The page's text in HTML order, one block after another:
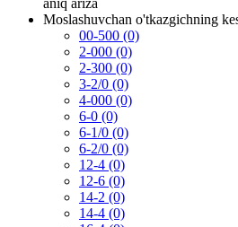
Moslashuvchan o'tkazgichning
00-500 (0)
2-000 (0)
2-300 (0)
3-2/0 (0)
4-000 (0)
6-0 (0)
6-1/0 (0)
6-2/0 (0)
12-4 (0)
12-6 (0)
14-2 (0)
14-4 (0)